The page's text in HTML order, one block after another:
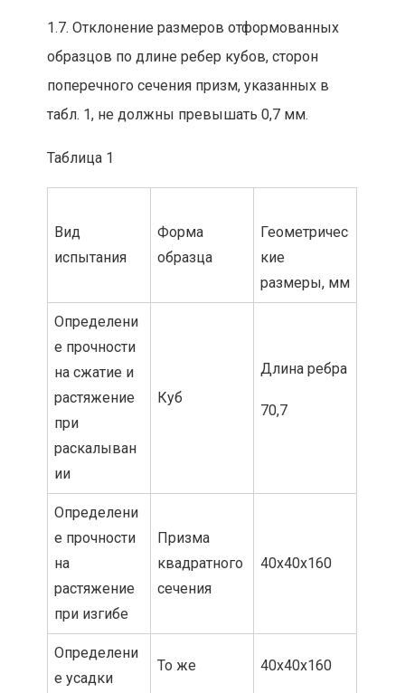
1.7. Отклонение размеров отформованных
образцов по длине ребер кубов, сторон
поперечного сечения призм, указанных в
табл. 1, не должны превышать 0,7 мм.
Таблица 1
Вид
испытания
Форма
образца
Геометричес
кие
размеры, мм
Определени
е прочности
на сжатие и
растяжение
при
раскалыван
ии
Куб
Длина ребра
70,7
Определени
е прочности
на
растяжение
при изгибе
Призма
квадратного
сечения
40х40х160
Определени
е усадки
То же 40х40х160